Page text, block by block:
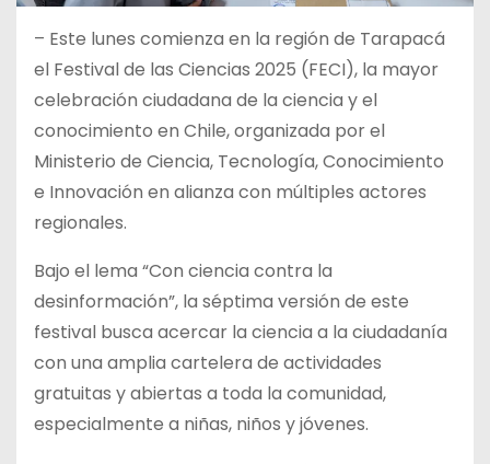
– Este lunes comienza en la región de Tarapacá
el Festival de las Ciencias 2025 (FECI), la mayor
celebración ciudadana de la ciencia y el
conocimiento en Chile, organizada por el
Ministerio de Ciencia, Tecnología, Conocimiento
e Innovación en alianza con múltiples actores
regionales.
Bajo el lema “Con ciencia contra la
desinformación”, la séptima versión de este
festival busca acercar la ciencia a la ciudadanía
con una amplia cartelera de actividades
gratuitas y abiertas a toda la comunidad,
especialmente a niñas, niños y jóvenes.